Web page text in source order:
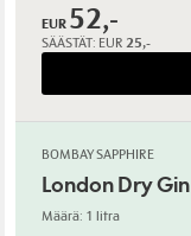
EUR 52,-
SÄÄSTÄT: EUR 25,-
BOMBAY SAPPHIRE
London Dry Gin
Määrä: 1 litra